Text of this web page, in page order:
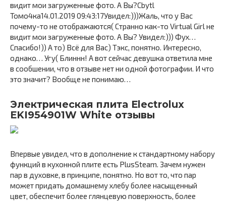
видит мои загруженные фото. А Вы?Cbytl
Томо4ка14.01.2019 09:43:17Увидел:)))Жаль, что у Вас
почему-то не отображаются( Странно как-то Virtual Girl не
видит мои загруженные фото. А Вы? Увидел:))) Фух…
Спасибо!)) А то) Всё для Вас) Тэкс, понятно. Интересно,
однако… Угу( Блиннн! А вот сейчас девушка ответила мне
в сообшении, что в отзыве нет ни одной фотографии. И что
это значит? Вообще не понимаю…
Электрическая плита Electrolux
EKI954901W White отзывы
Впервые увидел, что в дополнение к стандартному набору
функций в кухонной плите есть PlusSteam. Зачем нужен
пар в духовке, в принципе, понятно. Но вот то, что пар
может придать домашнему хлебу более насыщенный
цвет, обеспечит более глянцевую поверхность, более